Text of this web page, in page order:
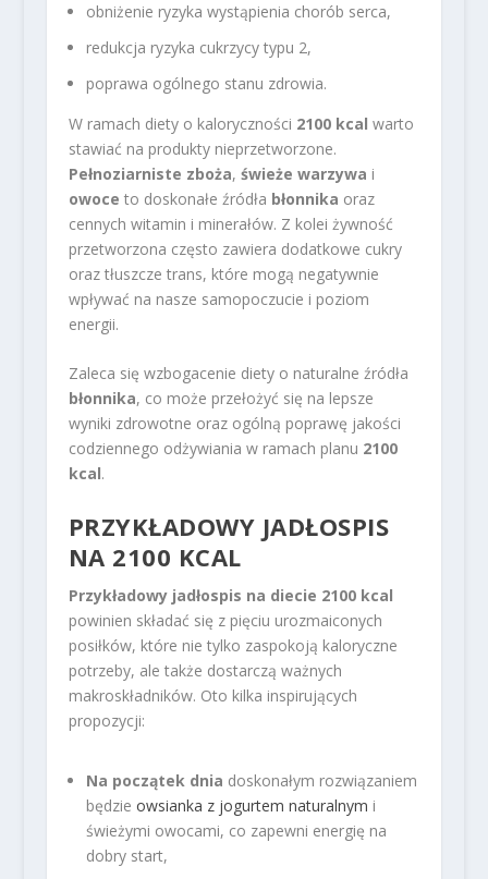
obniżenie ryzyka wystąpienia chorób serca,
redukcja ryzyka cukrzycy typu 2,
poprawa ogólnego stanu zdrowia.
W ramach diety o kaloryczności 2100 kcal warto
stawiać na produkty nieprzetworzone.
Pełnoziarniste zboża, świeże warzywa i
owoce to doskonałe źródła błonnika oraz
cennych witamin i minerałów. Z kolei żywność
przetworzona często zawiera dodatkowe cukry
oraz tłuszcze trans, które mogą negatywnie
wpływać na nasze samopoczucie i poziom
energii.
Zaleca się wzbogacenie diety o naturalne źródła
błonnika, co może przełożyć się na lepsze
wyniki zdrowotne oraz ogólną poprawę jakości
codziennego odżywiania w ramach planu 2100
kcal.
PRZYKŁADOWY JADŁOSPIS
NA 2100 KCAL
Przykładowy jadłospis na diecie 2100 kcal
powinien składać się z pięciu urozmaiconych
posiłków, które nie tylko zaspokoją kaloryczne
potrzeby, ale także dostarczą ważnych
makroskładników. Oto kilka inspirujących
propozycji:
Na początek dnia doskonałym rozwiązaniem
będzie owsianka z jogurtem naturalnym i
świeżymi owocami, co zapewni energię na
dobry start,